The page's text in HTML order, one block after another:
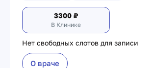
3300 ₽
В Клинике
Нет свободных слотов для записи
О враче